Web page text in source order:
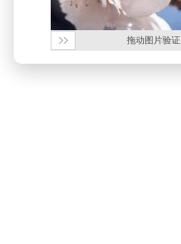
拖动图片验证